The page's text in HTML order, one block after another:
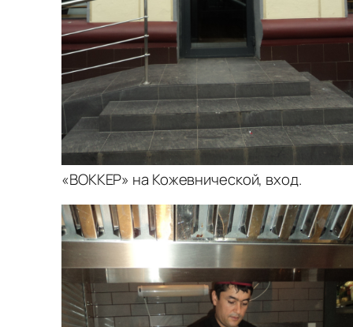
«ВОККЕР» на Кожевнической, вход.